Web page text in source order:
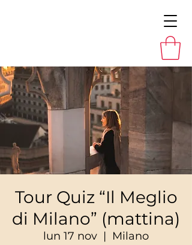
Tour Quiz “Il Meglio
di Milano” (mattina)
lun 17 nov
  |
Milano